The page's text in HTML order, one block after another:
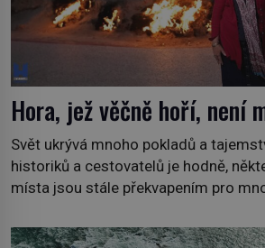
Hora, jež věčně hoří, není
Svět ukrývá mnoho pokladů a
historiků a cestovatelů je hodně,
místa jsou stále překvapením pro
Albánie či úchvatná atmosféra Kypru